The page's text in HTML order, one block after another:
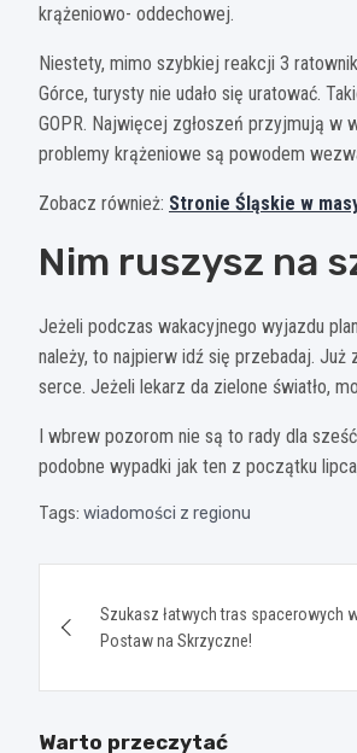
krążeniowo- oddechowej.
Niestety, mimo szybkiej reakcji 3
Górce, turysty nie udało się uratować.
GOPR. Najwięcej zgłoszeń przyjmują w
problemy krążeniowe są powodem
Zobacz również: Stronie Śląskie w
Nim ruszysz na
Jeżeli podczas wakacyjnego wyjazdu
należy, to najpierw idź się przebadaj.
serce. Jeżeli lekarz da zielone światło,
I wbrew pozorom nie są to rady dla
podobne wypadki jak ten z początku
Tags: wiadomości z regionu
wpisu
Szukasz łatwych tras spacerowych
Postaw na Skrzyczne!
Warto przeczytać